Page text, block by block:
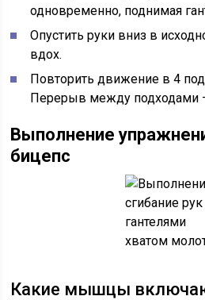
одновременно, поднимая
Опустить руки вниз в
вдох.
Повторить движение в 4
Перерыв между подходами
Выполнение
бицепс
Какие мышцы